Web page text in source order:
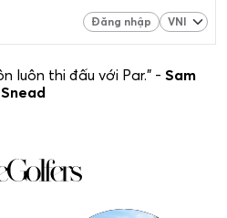
Đăng nhập
luôn thi đấu với Par.” - Sam
Snead